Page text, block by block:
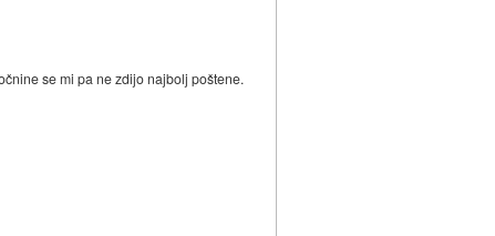
se mi pa ne zdijo najbolj poštene.